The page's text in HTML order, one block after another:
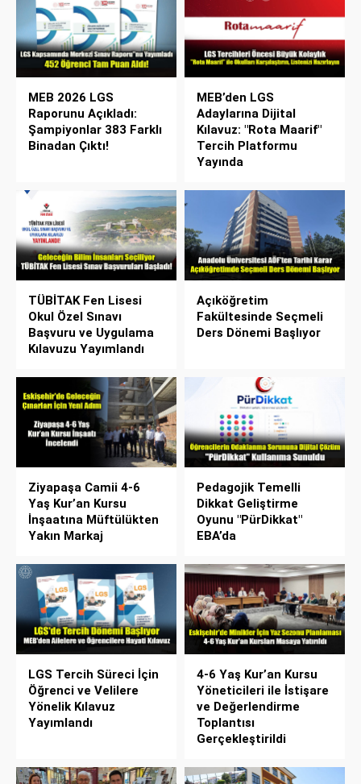
MEB 2026 LGS
Raporunu Açıkladı:
Şampiyonlar 383 Farklı
Binadan Çıktı!
MEB’den LGS
Adaylarına Dijital
Kılavuz: "Rota Maarif"
Tercih Platformu
Yayında
TÜBİTAK Fen Lisesi
Okul Özel Sınavı
Başvuru ve Uygulama
Kılavuzu Yayımlandı
Açıköğretim
Fakültesinde Seçmeli
Ders Dönemi Başlıyor
Ziyapaşa Camii 4-6
Yaş Kur’an Kursu
İnşaatına Müftülükten
Yakın Markaj
Pedagojik Temelli
Dikkat Geliştirme
Oyunu "PürDikkat"
EBA’da
LGS Tercih Süreci İçin
Öğrenci ve Velilere
Yönelik Kılavuz
Yayımlandı
4-6 Yaş Kur’an Kursu
Yöneticileri ile İstişare
ve Değerlendirme
Toplantısı
Gerçekleştirildi